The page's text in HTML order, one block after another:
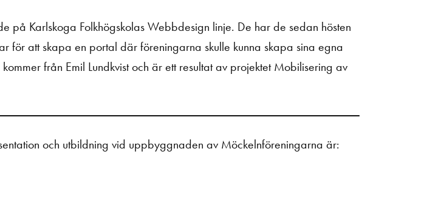
på Karlskoga Folkhögskolas Webbdesign linje. De har de sedan hösten
för att skapa en portal där föreningarna skulle kunna skapa sina egna
från Emil Lundkvist och är ett resultat av projektet Mobilisering av
och utbildning vid uppbyggnaden av Möckelnföreningarna är: